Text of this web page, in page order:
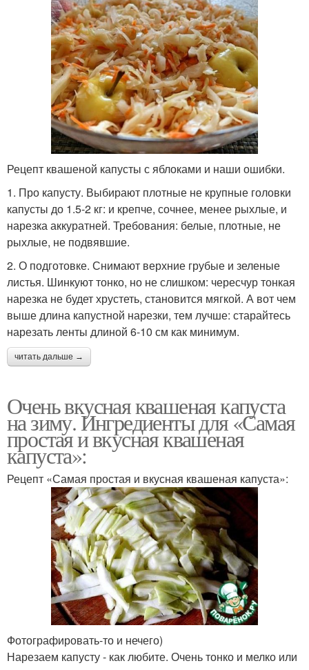
Рецепт квашеной капусты с яблоками и наши ошибки.
1. Про капусту. Выбирают плотные не крупные головки
капусты до 1.5-2 кг: и крепче, сочнее, менее рыхлые, и
нарезка аккуратней. Требования: белые, плотные, не
рыхлые, не подвявшие.
2. О подготовке. Снимают верхние грубые и зеленые
листья. Шинкуют тонко, но не слишком: чересчур тонкая
нарезка не будет хрустеть, становится мягкой. А вот чем
выше длина капустной нарезки, тем лучше: старайтесь
нарезать ленты длиной 6-10 см как минимум.
читать дальше →
Очень вкусная квашеная капуста
на зиму. Ингредиенты для «Самая
простая и вкусная квашеная
капуста»:
Рецепт «Самая простая и вкусная квашеная капуста»:
Фотографировать-то и нечего)
Нарезаем капусту - как любите. Очень тонко и мелко или